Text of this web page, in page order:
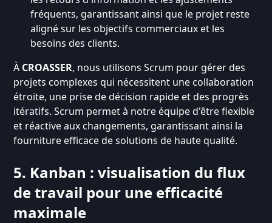
fréquents, garantissant ainsi que le projet reste
aligné sur les objectifs commerciaux et les
besoins des clients.
À CROASSER, nous utilisons Scrum pour gérer des
projets complexes qui nécessitent une collaboration
étroite, une prise de décision rapide et des progrès
itératifs. Scrum permet à notre équipe d'être flexible
et réactive aux changements, garantissant ainsi la
fourniture efficace de solutions de haute qualité.
5. Kanban : visualisation du flux
de travail pour une efficacité
maximale